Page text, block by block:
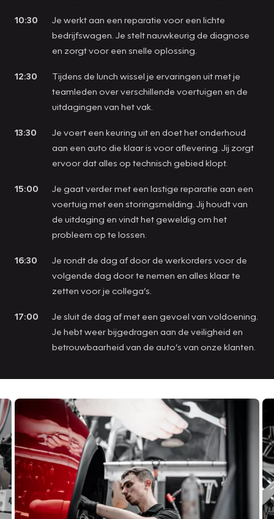
10:30
Je werkt aan een reparatie voor een lichte
bedrijfswagen. Je stelt nauwkeurig de diagnose
en zorgt voor een snelle oplossing.
12:30
Tijdens de lunch wissel je ervaringen uit met je
teamleden over verschillende voertuigen en de
uitdagingen van het vak.
13:30
Je voert een keuring uit en doet het onderhoud
aan een auto die klaar is voor aflevering. Jij zorgt
ervoor dat alles op technisch gebied klopt.
15:00
Je gaat verder met een lastige reparatie aan een
voertuig met een storingsmelding. Jij houdt van
de uitdaging en vindt het geweldig om het
probleem op te lossen.
16:30
Je rondt de dag af door de werkorders voor de
volgende dag door te nemen en alles klaar te
zetten voor je collega’s.
17:00
Je sluit de dag af met een gevoel van voldoening.
Je hebt weer bijgedragen aan de veiligheid en
betrouwbaarheid van de auto’s van onze klanten.